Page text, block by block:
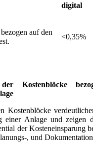
digital
auf den
<0,35%
der Kostenblöcke
Kostenblöcke
einer Anlage und zeigen
der Kosteneinsparung
, und